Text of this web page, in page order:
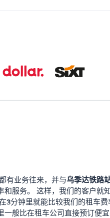
有业务往来，并与乌季达铁路
和服务。 这样，我们的客户就
3分钟里就能比较我们的租车
般比在租车公司直接预订便宜